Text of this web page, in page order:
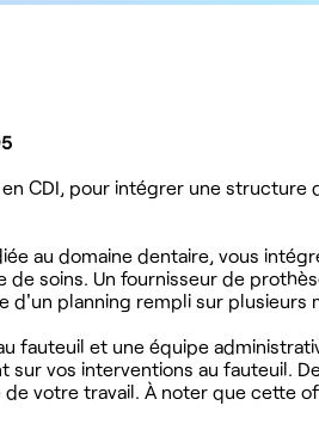
CDI, pour intégrer une structure
au domaine dentaire, vous
soins. Un fournisseur de
d'un planning rempli sur plusieurs
fauteuil et une équipe
vos interventions au fauteuil.
votre travail. À noter que cette